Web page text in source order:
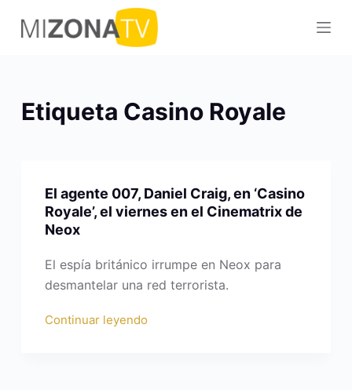
S
a
aEtiqueta Casino Royale
El agente 007, Daniel Craig, en ‘Casino
Royale’, el viernes en el Cinematrix de
Neox
El espía británico irrumpe en Neox para
desmantelar una red terrorista.
Continuar leyendo